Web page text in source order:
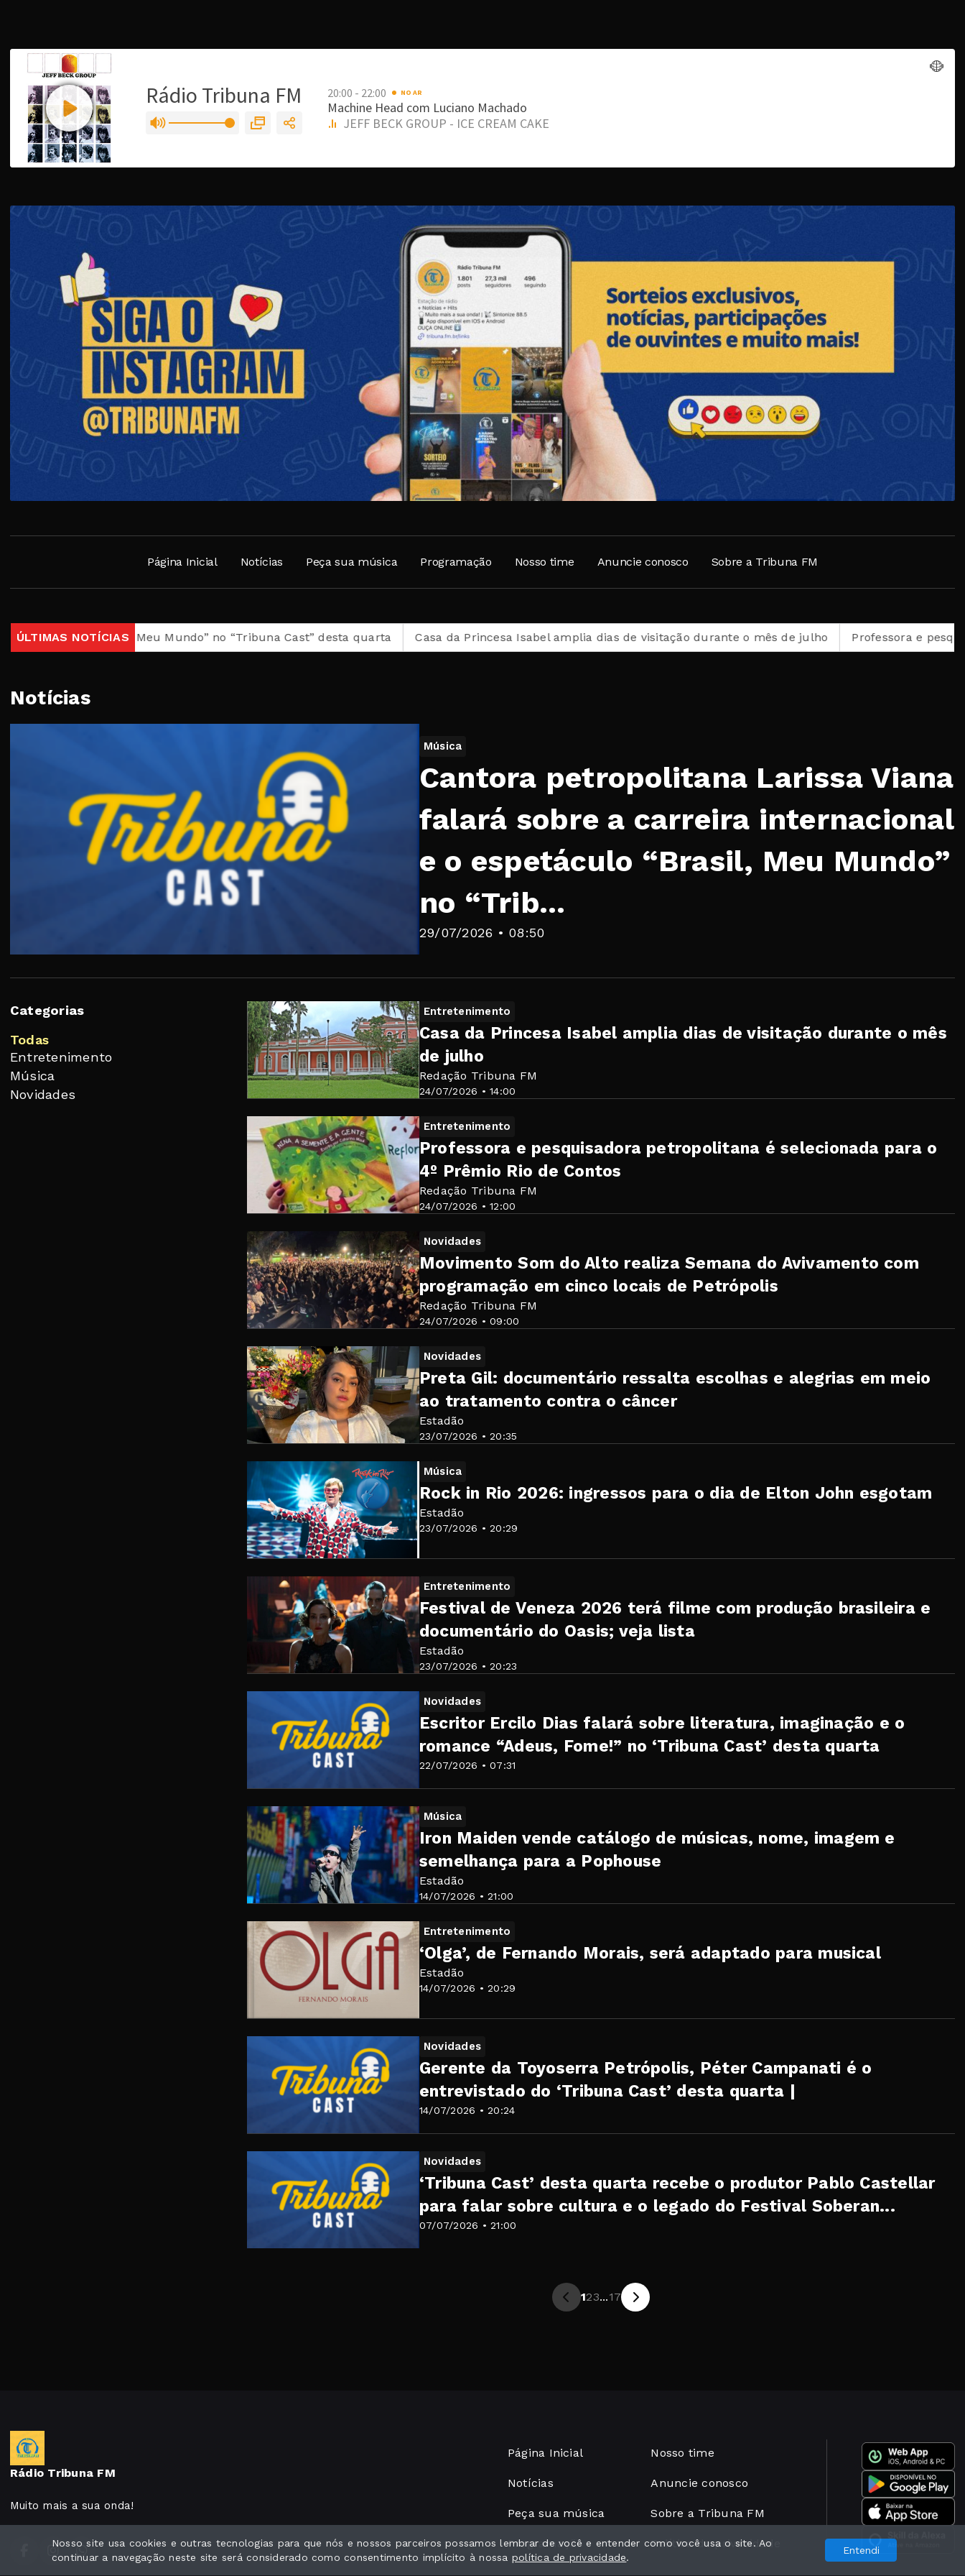
Página Inicial Notícias Peça sua música Programação Nosso time Anuncie conosco Sobre a Tribuna FM
ÚLTIMAS NOTÍCIAS
Meu Mundo” no “Tribuna Cast” desta quarta Casa da Princesa Isabel amplia dias de visitação durante o mês de julho Professora e pesquisadora
Notícias
Música
29/07/2026 • 08:50
Cantora petropolitana Larissa Viana
falará sobre a carreira internacional
e o espetáculo “Brasil, Meu Mundo”
no “Trib...
Categorias
Todas
Entretenimento
Música
Novidades
Entretenimento
24/07/2026 • 14:00
Casa da Princesa Isabel amplia dias de visitação durante o mês
de julho
Redação Tribuna FM
Entretenimento
24/07/2026 • 12:00
Professora e pesquisadora petropolitana é selecionada para o
4º Prêmio Rio de Contos
Redação Tribuna FM
Novidades
24/07/2026 • 09:00
Movimento Som do Alto realiza Semana do Avivamento com
programação em cinco locais de Petrópolis
Redação Tribuna FM
Novidades
23/07/2026 • 20:35
Preta Gil: documentário ressalta escolhas e alegrias em meio
ao tratamento contra o câncer
Estadão
Música
23/07/2026 • 20:29
Rock in Rio 2026: ingressos para o dia de Elton John esgotam
Estadão
Entretenimento
23/07/2026 • 20:23
Festival de Veneza 2026 terá filme com produção brasileira e
documentário do Oasis; veja lista
Estadão
Novidades
22/07/2026 • 07:31
Escritor Ercilo Dias falará sobre literatura, imaginação e o
romance “Adeus, Fome!” no ‘Tribuna Cast’ desta quarta
Música
14/07/2026 • 21:00
Iron Maiden vende catálogo de músicas, nome, imagem e
semelhança para a Pophouse
Estadão
Entretenimento
14/07/2026 • 20:29
‘Olga’, de Fernando Morais, será adaptado para musical
Estadão
Novidades
14/07/2026 • 20:24
Gerente da Toyoserra Petrópolis, Péter Campanati é o
entrevistado do ‘Tribuna Cast’ desta quarta |
Novidades
07/07/2026 • 21:00
‘Tribuna Cast’ desta quarta recebe o produtor Pablo Castellar
para falar sobre cultura e o legado do Festival Soberan...
123...17
Rádio Tribuna FM
Muito mais a sua onda!
Página Inicial
Notícias
Peça sua música
Programação
Nosso time
Anuncie conosco
Sobre a Tribuna FM
Política de privacidade
Nosso site usa cookies e outras tecnologias para que nós e nossos parceiros possamos lembrar de você e entender como você usa o site. Ao
continuar a navegação neste site será considerado como consentimento implícito à nossa política de privacidade.
Entendi